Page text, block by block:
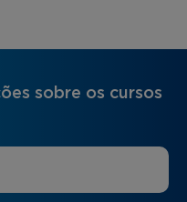
sobre os cursos